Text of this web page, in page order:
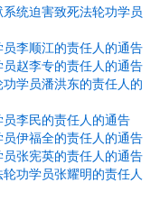
统迫害致死法轮功学员
李顺江的责任人的通告
赵李专的责任人的通告
学员潘洪东的责任人的
李民的责任人的通告
伊福全的责任人的通告
张宪英的责任人的通告
功学员张耀明的责任人